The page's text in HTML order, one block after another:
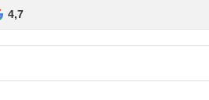
4,7